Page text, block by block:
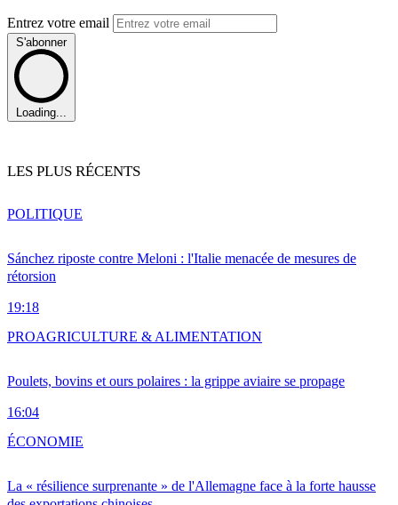
Entrez votre email
S'abonner
Loading...
LES PLUS RÉCENTS
Sánchez riposte contre Meloni : l'Italie menacée de mesures de
rétorsion
19:18
POLITIQUE
Poulets, bovins et ours polaires : la grippe aviaire se propage
16:04
PROAGRICULTURE & ALIMENTATION
La « résilience surprenante » de l'Allemagne face à la forte hausse
ÉCONOMIE